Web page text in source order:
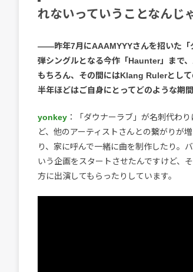
れないっていうことなんじ
――昨年7月にAAAMYYYさんを招いた「
弾シングルとなる今作「Haunter」まで
もちろん、その間にはKlang Rulerとし
半年ほどはご自身にとってどのような期
yonkey ：「ダウナーラブ」が名刺代わ
ど、他のアーティストさんとの繋がりが
り、家に呼んで一緒に曲を制作したり。
いう企画をスタートさせたんですけど、
方に出演してもらったりしています。